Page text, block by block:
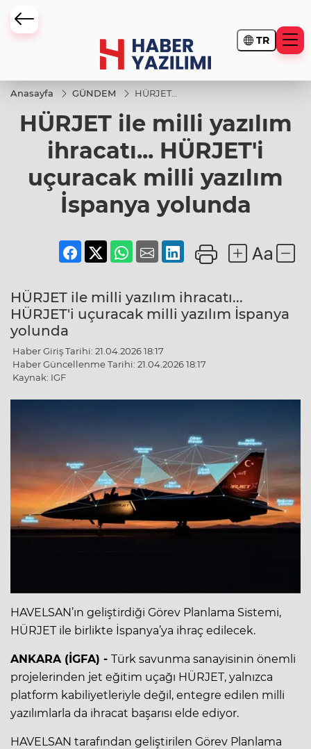
TR
Anasayfa GÜNDEM
HÜRJET
ihracatı...
uçuracak
milli
yazılım
İspanya
HÜRJET ile milli yazılım
ihracatı... HÜRJET'i
uçuracak milli yazılım
İspanya yolunda
HÜRJET ile milli yazılım ihracatı...
HÜRJET'i uçuracak milli yazılım İspanya
yolunda
Haber Giriş Tarihi: 21.04.2026 18:17
Haber Güncellenme Tarihi: 21.04.2026 18:17
Kaynak: IGF
HAVELSAN’ın geliştirdiği Görev Planlama Sistemi,
HÜRJET ile birlikte İspanya’ya ihraç edilecek.
ANKARA (İGFA) - Türk savunma sanayisinin önemli
projelerinden jet eğitim uçağı HÜRJET, yalnızca
platform kabiliyetleriyle değil, entegre edilen milli
yazılımlarla da ihracat başarısı elde ediyor.
HAVELSAN tarafından geliştirilen Görev Planlama